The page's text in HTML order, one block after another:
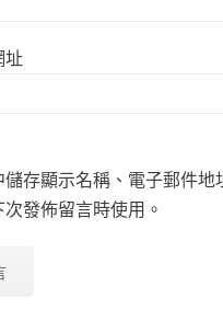
址
存顯示名稱、電子郵件地
發佈留言時使用。